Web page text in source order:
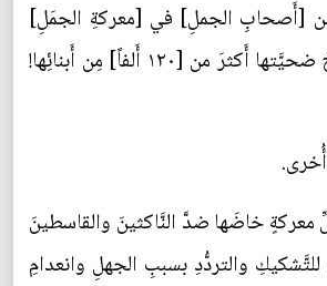
مِن [أَصحابِ الجملِ] في [معركةِ الجمَلِ]
المعرُوفةِ والتي دارَت رحاها في البصرةِ، يَومَ أَن ركِبتهُ لتُحرِّضَ النَّاسَ ضدَّهُ (ع) وهي المعركةُ التي راحَ ضحيَّتها أَكثرَ من [١٢٠ أَلفاً] مِن أَبنائِها!
خاضَها ضدَّ النَّاكثينَ والقاسطينَ
والتردُّدِ بسببِ الجهلِ وانعدامِ